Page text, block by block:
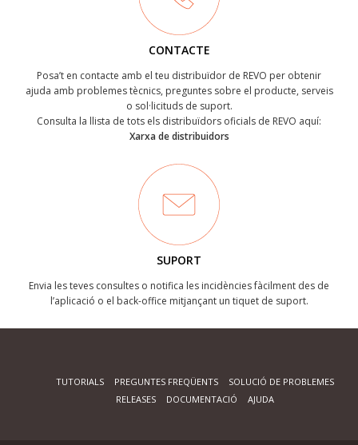
CONTACTE
Posa’t en contacte amb el teu distribuïdor de REVO per obtenir
ajuda amb problemes tècnics, preguntes sobre el producte, serveis
o sol·licituds de suport.
Consulta la llista de tots els distribuïdors oficials de REVO aquí:
Xarxa de distribuidors
SUPORT
Envia les teves consultes o notifica les incidències fàcilment des de
l’aplicació o el back-office mitjançant un tiquet de suport.
TUTORIALS PREGUNTES FREQÜENTS
SOLUCIÓ DE PROBLEMES
RELEASES
DOCUMENTACIÓ AJUDA